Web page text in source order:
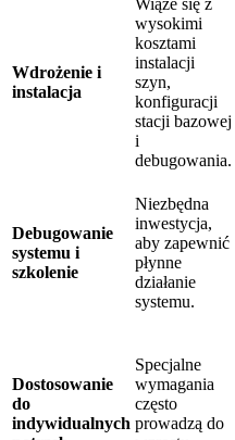
Wdrożenie i
instalacja
Wiąże się z
wysokimi
kosztami
instalacji
szyn,
konfiguracji
stacji bazowej
i
debugowania.
Debugowanie
systemu i
szkolenie
Niezbędna
inwestycja,
aby zapewnić
płynne
działanie
systemu.
Dostosowanie
do
indywidualnych
Specjalne
wymagania
często
prowadzą do